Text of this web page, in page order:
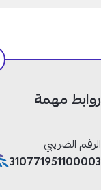
روابط مهمة
الرقم الضريبي
310771951100003